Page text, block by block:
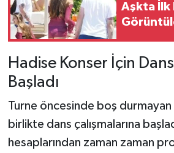
Aşkta İlk
Hadise Konser İçin
Başladı
Turne öncesinde boş
birlikte dans çalışmalarına
hesaplarından zaman zaman